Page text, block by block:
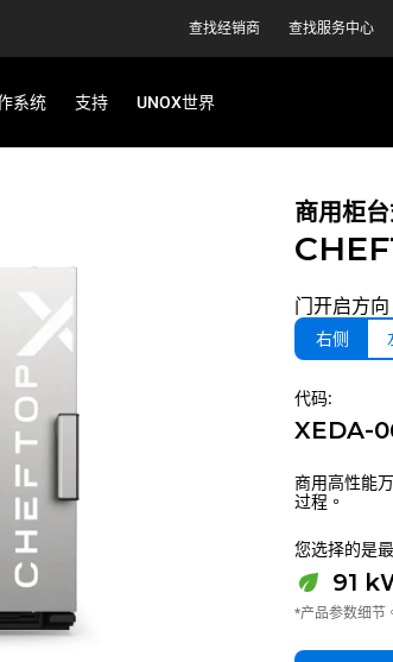
查找经销商 查找服务中心
系统 支持 UNOX世界
商用柜
门开启方向
右侧
代码:
XEDA-
商用高性能
过程。
您选择的是
91
*产品参数细节